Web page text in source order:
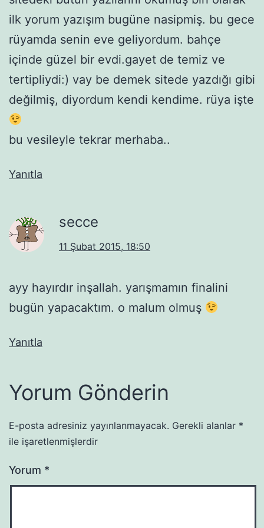
ilk yorum yazışım bugüne nasipmiş. bu gece
rüyamda senin eve geliyordum. bahçe
içinde güzel bir evdi.gayet de temiz ve
tertipliydi:) vay be demek sitede yazdığı gibi
değilmiş, diyordum kendi kendime. rüya işte
bu vesileyle tekrar merhaba..
Yanıtla
secce
11 Şubat 2015, 18:50
ayy hayırdır inşallah. yarışmamın finalini
bugün yapacaktım. o malum olmuş
Yanıtla
Yorum Gönderin
E-posta adresiniz yayınlanmayacak. Gerekli alanlar *
ile işaretlenmişlerdir
Yorum *